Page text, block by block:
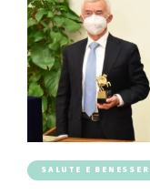
SALUTE E